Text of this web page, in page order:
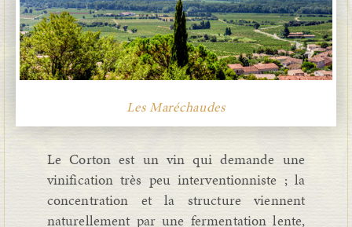
Les Maréchaudes
Le Corton est un vin qui demande une
vinification très peu interventionniste ; la
concentration et la structure viennent
naturellement par une fermentation lente,